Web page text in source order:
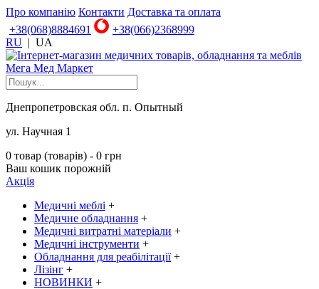
Про компанію Контакти Доставка та оплата
+38(068)8884691
+38(066)2368999
RU | UA
Днепропетровская обл. п. Опытный
ул. Научная 1
0 товар (товарів) - 0 грн
Ваш кошик порожній
Акція
Медичні меблі +
Медичне обладнання +
Медичні витратні матеріали +
Медичні інструменти +
Обладнання для реабілітації +
Лізінг +
НОВИНКИ +